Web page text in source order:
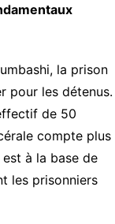
la prison
pour les détenus.
de 50
compte plus
à la base de
les prisonniers